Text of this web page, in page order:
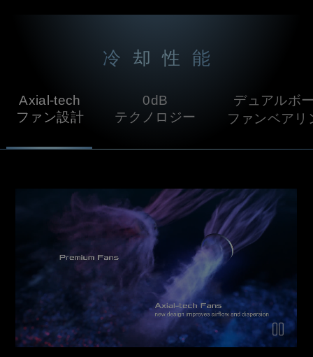
冷却性能
Axial-tech
ファン設計
0dB
テクノロジー
デュアルボ
ファンベアリ